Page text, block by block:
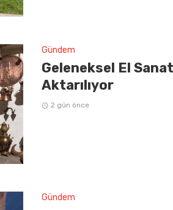
Gündem
Geleneksel El
Aktarılıyor
2 gün önce
Gündem